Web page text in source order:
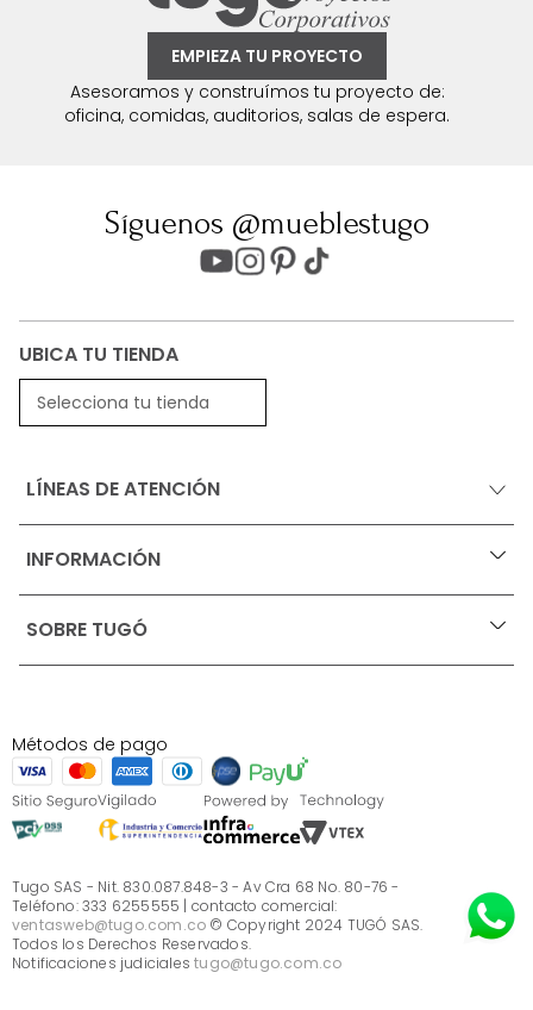
EMPIEZA TU PROYECTO
Asesoramos y construímos tu proyecto de:
oficina, comidas, auditorios, salas de espera.
Síguenos @mueblestugo
UBICA TU TIENDA
Selecciona tu tienda
LÍNEAS DE ATENCIÓN
INFORMACIÓN +
Ofertas vigentes
Términos, condiciones y restricciones para productos
S.A.S
Términos, condiciones y restricciones Tugó S.A.S
Instructivo cuidado de muebles
Sé parte de Tugó
¿Quiénes somos?
Servicio al cliente
SOBRE TUGÓ +
¿Quieres vender en Tugó?
Métodos de pago
Tugo SAS - Nit. 830.087.848-3 - Av Cra 68 No. 80-76 -
Teléfono: 333 6255555 | contacto comercial:
ventasweb@tugo.com.co © Copyright 2024 TUGÓ SAS.
Todos los Derechos Reservados.
Notificaciones judicialestugo@tugo.com.co